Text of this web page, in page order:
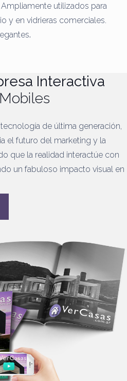
Ampliamente utilizados para
y en vidrieras comerciales.
.
Interactiva
de última generación,
el futuro del marketing y la
que la realidad interactúe con
un fabuloso impacto visual en